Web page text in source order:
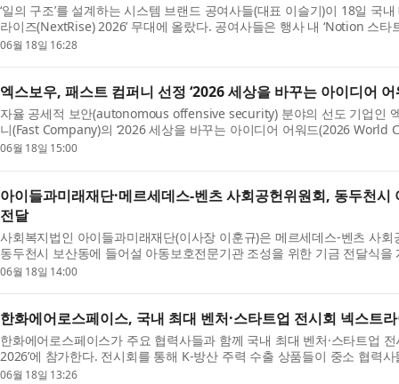
‘일의 구조’를 설계하는 시스템 브랜드 공여사들(대표 이슬기)이 18일 국
라이즈(NextRise) 2026’ 무대에 올랐다. 공여사들은 행사 내 ‘Notion 스타
여해 자체 운영 중인 ‘노션 커스텀 에이전트’ 사...
06월 18일 16:28
엑스보우, 패스트 컴퍼니 선정 ‘2026 세상을 바꾸는 아이디어 어
자율 공세적 보안(autonomous offensive security) 분야의 선도 기업인
니(Fast Company)의 ‘2026 세상을 바꾸는 아이디어 어워드(2026 World
기업으로 선정됐다고 발표했다. 이 어워드는 창의성과 기술,...
06월 18일 15:00
아이들과미래재단·메르세데스-벤츠 사회공헌위원회, 동두천
전달
사회복지법인 아이들과미래재단(이사장 이훈규)은 메르세데스-벤츠 사
동두천시 보산동에 들어설 아동보호전문기관 조성을 위한 기금 전달식
달식은 메르세데스-벤츠 코리아 본사에서 아이들과미...
06월 18일 14:00
한화에어로스페이스, 국내 최대 벤처·스타트업 전시회 넥스트
한화에어로스페이스가 주요 협력사들과 함께 국내 최대 벤처·스타트업
2026’에 참가한다. 전시회를 통해 K-방산 주력 수출 상품들이 중소 협력
조해 판로를 확대하고 오픈 이노베이션 과제를 함...
06월 18일 13:26